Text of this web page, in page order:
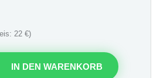
22 €)
IN DEN WARENKORB